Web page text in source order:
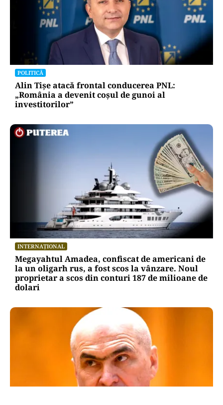
POLITICĂ
Alin Tișe atacă frontal conducerea PNL:
„România a devenit coșul de gunoi al
investitorilor”
INTERNAȚIONAL
Megayahtul Amadea, confiscat de americani de
la un oligarh rus, a fost scos la vânzare. Noul
proprietar a scos din conturi 187 de milioane de
dolari